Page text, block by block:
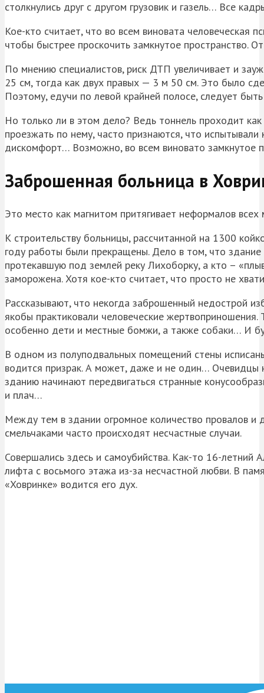
столкнулись друг с другом грузовик и газель… Все
Кое-кто считает, что во всем виновата человеческая
чтобы быстрее проскочить замкнутое пространство.
По мнению специалистов, риск ДТП увеличивает и
25 см, тогда как двух правых — 3 м 50 см. Это было
Поэтому, едучи по левой крайней полосе, следует
Но только ли в этом дело? Ведь тоннель проходит
проезжать по нему, часто признаются, что
дискомфорт… Возможно, во всем виновато замкнутое
Заброшенная больница в
Это место как магнитом притягивает неформалов
К строительству больницы, рассчитанной на 1300
году работы были прекращены. Дело в том, что
протекавшую под землей реку Лихоборку, а кто –
заморожена. Хотя кое-кто считает, что просто не
Рассказывают, что некогда заброшенный недострой
якобы практиковали человеческие
особенно дети и местные бомжи, а также собаки… И
В одном из полуподвальных помещений стены
водится призрак. А может, даже и не один… Очевидцы
зданию начинают передвигаться странные
и плач…
Между тем в здании огромное количество провалов
смельчаками часто происходят несчастные случаи.
Совершались здесь и самоубийства. Как-то 16-
лифта с восьмого этажа из-за несчастной любви. В
«Ховринке» водится его дух.